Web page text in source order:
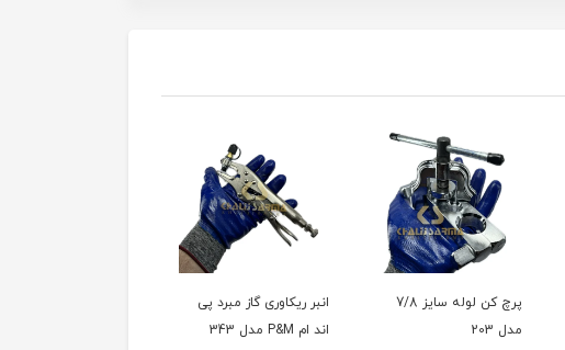
پرچ کن لوله سایز 7/8
مدل 203
انبر ریکاوری گاز مبرد پی
اند ام P&M مدل 343